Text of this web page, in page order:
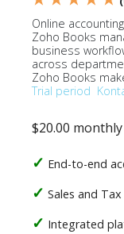
Online
Zoho Books
business
across
Zoho Books
Trial period
$20.00 monthly
End-to-end
Sales and
Integrated